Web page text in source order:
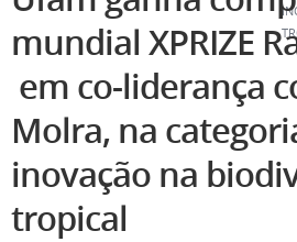
mundial XPRIZE
em co-liderança
Molra, na
inovação na
tropical